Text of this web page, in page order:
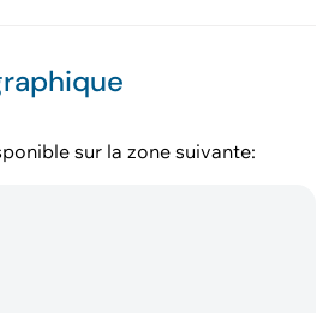
sur la zone suivante: